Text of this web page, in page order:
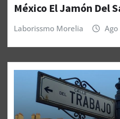
México El Jamón Del
Laborissmo Morelia